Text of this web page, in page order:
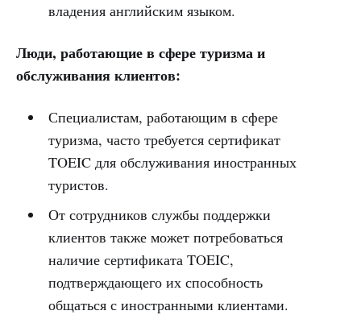
владения английским языком.
Люди, работающие в сфере туризма и
обслуживания клиентов:
Специалистам, работающим в сфере
туризма, часто требуется сертификат
TOEIC для обслуживания иностранных
туристов.
От сотрудников службы поддержки
клиентов также может потребоваться
наличие сертификата TOEIC,
подтверждающего их способность
общаться с иностранными клиентами.